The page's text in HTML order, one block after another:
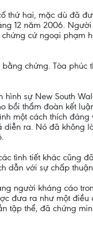
thứ hai, mặc dù đã
12 năm 2006.
cứ ngoại phạm
chứng. Tòa phúc
sự New South
bồi thẩm đoàn kết
một cách thích đáng
ra. Nó đã không
tình tiết khác cũng
dẫn với sự chấp
người kháng cáo
đưa ra như một điều
tập thể, đã chứng